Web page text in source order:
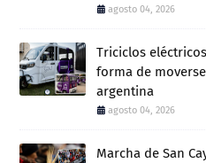
agosto 04, 2026
Triciclos
forma de
argentina
agosto 04, 2026
Marcha de San